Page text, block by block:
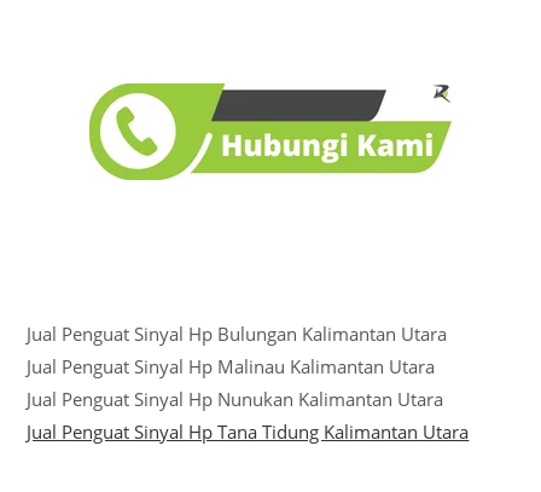
Jual Penguat Sinyal Hp Bulungan Kalimantan Utara
Jual Penguat Sinyal Hp Malinau Kalimantan Utara
Jual Penguat Sinyal Hp Nunukan Kalimantan Utara
Jual Penguat Sinyal Hp Tana Tidung Kalimantan Utara